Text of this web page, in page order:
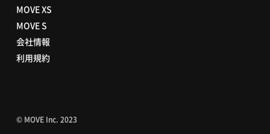
MOVE XS
MOVE S
会社情報
利用規約
© MOVE Inc. 2023